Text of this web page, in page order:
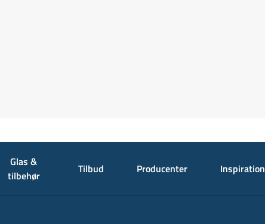
Glas &
tilbehør
Tilbud Producenter Inspiration